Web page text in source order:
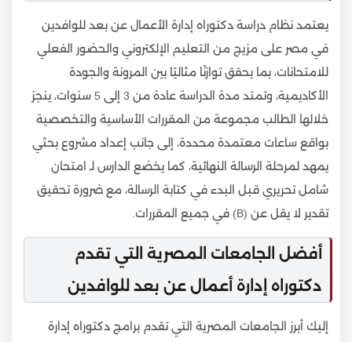
يعتمد نظام دراسة دكتوراه إدارة الأعمال عن بعد للوافدين
في مصر على مزيج من التعليم الإلكتروني والحضور الفعلي
للامتحانات، بما يحقق توازنًا مثاليًا بين المرونة والجودة
الأكاديمية، وتمتد مدة الدراسة عادة من 3 إلى 5 سنوات، ينجز
خلالها الطالب مجموعة من المقررات الأساسية والتخصصية
بواقع ساعات معتمدة محددة، إلى جانب إعداد مشروع بحثي
يمهد لمرحلة الرسالة النهائية، كما يخضع الدارس لـ امتحان
شامل تحريري قبل البدء في كتابة الرسالة، مع ضرورة تحقيق
تقدير لا يقل عن (B) في جميع المقررات.
أفضل الجامعات المصرية التي تقدم
دكتوراه إدارة أعمال عن بعد للوافدين
إليك أبرز الجامعات المصرية التي تقدم برامج دكتوراه إدارة